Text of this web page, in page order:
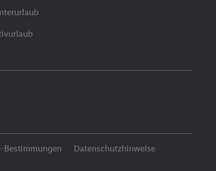
Bestimmungen
Datenschutzhinweise